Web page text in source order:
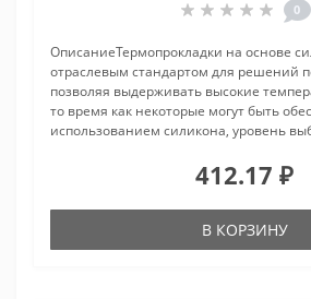
0
ОписаниеТермопрокладки на основе
отраслевым стандартом для решений
позволяя выдерживать высокие
то время как некоторые могут быть
использованием силикона, уровень
412.17 ₽
В КОРЗИНУ